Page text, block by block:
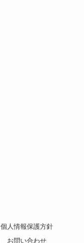
個人情報保護方針
お問い合わせ